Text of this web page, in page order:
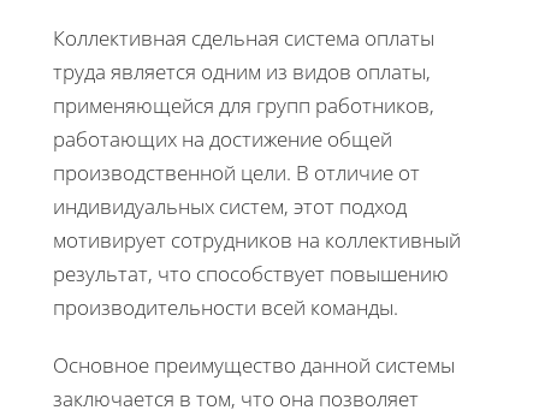
Коллективная сдельная система оплаты
труда является одним из видов оплаты,
применяющейся для групп работников,
работающих на достижение общей
производственной цели. В отличие от
индивидуальных систем, этот подход
мотивирует сотрудников на коллективный
результат, что способствует повышению
производительности всей команды.
Основное преимущество данной системы
заключается в том, что она позволяет